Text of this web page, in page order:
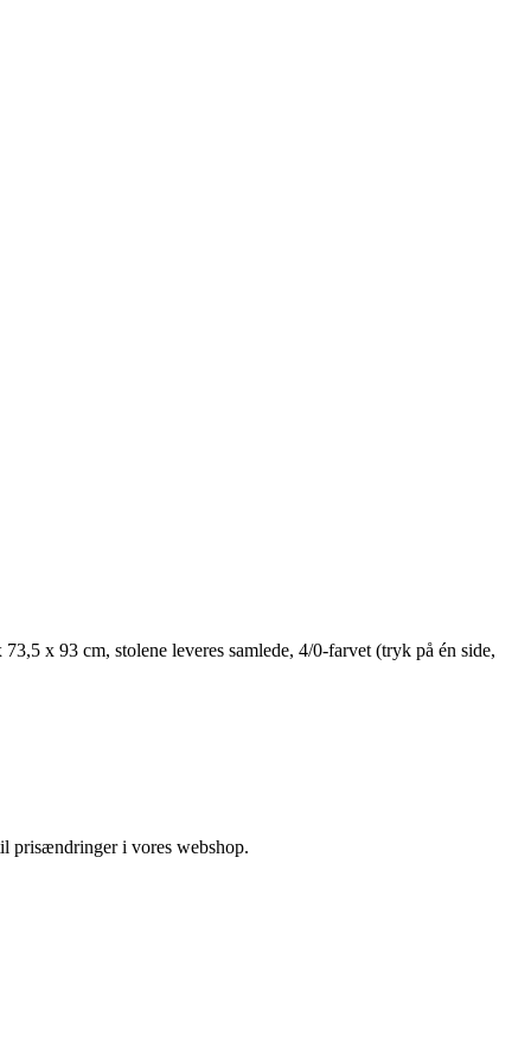
x 93 cm, stolene leveres samlede, 4/0-farvet (tryk på én side,
prisændringer i vores webshop.